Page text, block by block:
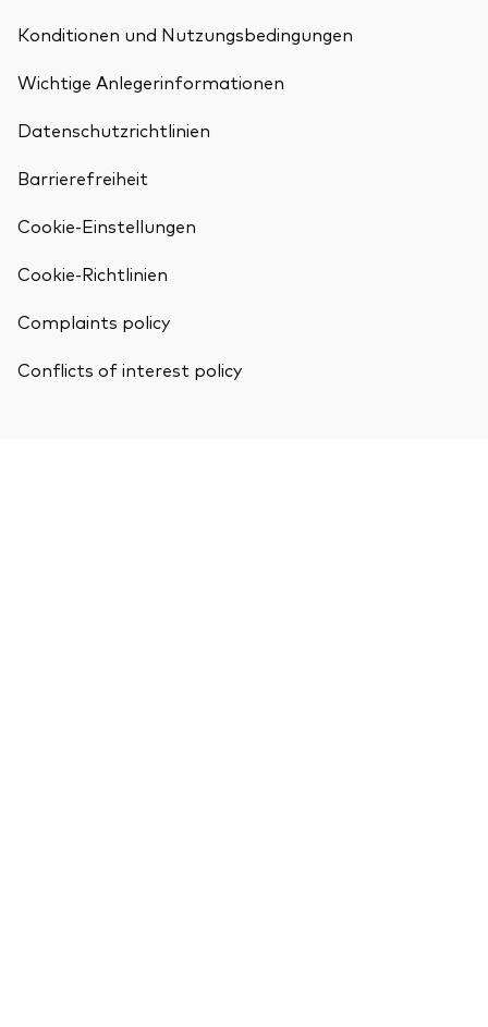
Konditionen und Nutzungsbedingungen
Wichtige Anlegerinformationen
Datenschutzrichtlinien
Barrierefreiheit
Cookie-Einstellungen
Cookie-Richtlinien
Complaints policy
Conflicts of interest policy